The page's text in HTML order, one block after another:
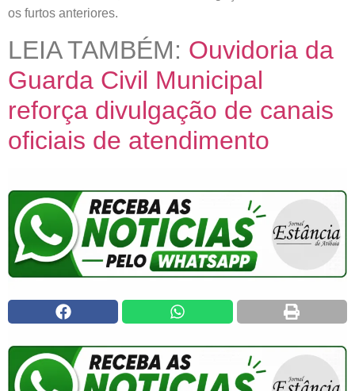
os furtos anteriores.
LEIA TAMBÉM: Ouvidoria da
Guarda Civil Municipal
reforça divulgação de canais
oficiais de atendimento